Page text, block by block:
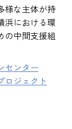
様な主体が持
浜における環
の中間支援組
センター
ロジェクト